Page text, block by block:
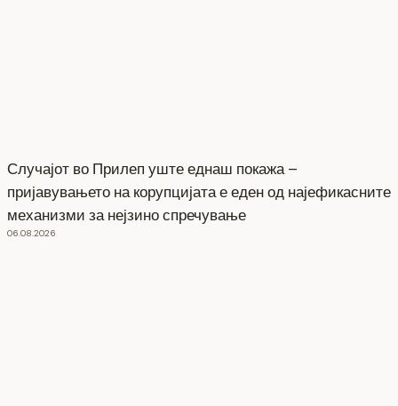
Случајот во Прилеп уште еднаш покажа –
пријавувањето на корупцијата е еден од најефикасните
механизми за нејзино спречување
06.08.2026